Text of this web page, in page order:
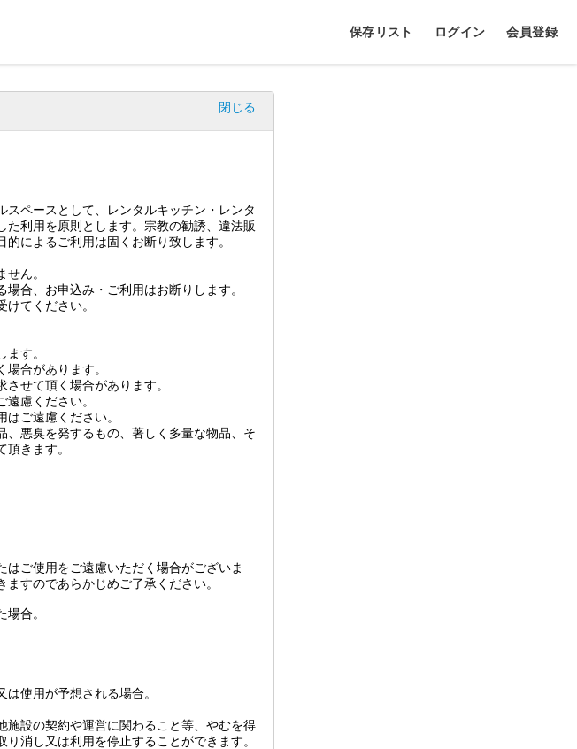
保存リスト ログイン 会員登録
閉じる
ペースとして、レンタルキッチン・レンタ
利用を原則とします。宗教の勧誘、違法販
によるご利用は固くお断り致します。
ん。
合、お申込み・ご利用はお断りします。
てください。
す。
合があります。
せて頂く場合があります。
慮ください。
ご遠慮ください。
悪臭を発するもの、著しく多量な物品、そ
きます。
ご使用をご遠慮いただく場合がございま
すのであらかじめご了承ください。
合。
使用が予想される場合。
設の契約や運営に関わること等、やむを得
消し又は利用を停止することができます。